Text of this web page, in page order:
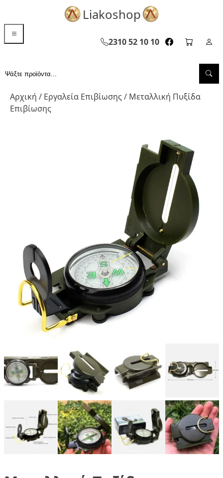
Liakoshop
2310 52 10 10 facebook
cart
Αναζήτηση...
Αρχική / Εργαλεία Επιβίωσης/ Μεταλλική Πυξίδα
Επιβίωσης